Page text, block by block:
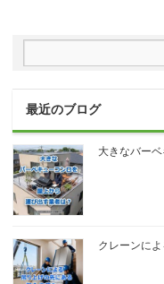
最近のブログ
大きなバー
クレーンに